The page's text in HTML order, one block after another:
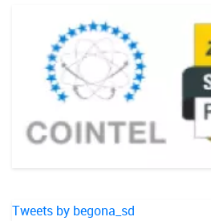
Tweets by begona_sd